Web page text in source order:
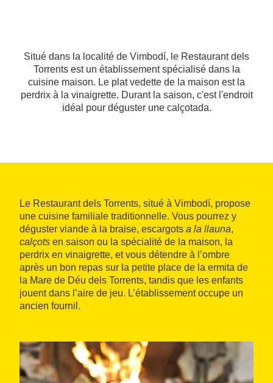
Situé dans la localité de Vimbodí, le Restaurant dels
Torrents est un établissement spécialisé dans la
cuisine maison. Le plat vedette de la maison est la
perdrix à la vinaigrette. Durant la saison, c'est l'endroit
idéal pour déguster une calçotada.
Le Restaurant dels Torrents, situé à Vimbodí, propose
une cuisine familiale traditionnelle. Vous pourrez y
déguster viande à la braise, escargots a la llauna,
calçots en saison ou la spécialité de la maison, la
perdrix en vinaigrette, et vous détendre à l’ombre
après un bon repas sur la petite place de la ermita de
la Mare de Déu dels Torrents, tandis que les enfants
jouent dans l’aire de jeu. L’établissement occupe un
ancien fournil.